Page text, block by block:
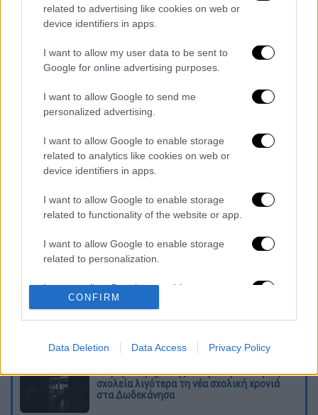
related to advertising like cookies on web or
device identifiers in apps.
I want to allow my user data to be sent to
Google for online advertising purposes.
I want to allow Google to send me
personalized advertising.
I want to allow Google to enable storage
related to analytics like cookies on web or
device identifiers in apps.
I want to allow Google to enable storage
related to functionality of the website or app.
I want to allow Google to enable storage
related to personalization.
I want to allow Google to enable storage
related to security, including authentication
functionality and fraud prevention, and other
CONFIRM
Data Deletion Data Access Privacy Policy
Οι αρχές ερευνούν την υπόθεση,
προσπαθώντας να εντοπίσουν στοιχεία που
θα οδηγήσουν στη σύλληψη των δραστών.
Διαβάστε ακόμη
Τα «γεράκια» της Ψάθας: Έσωσαν από τη
μεγάλη φωτιά τη γειτονιά που κάποτε τους
έδιωχνε
«Κλειδί» η ιατροδικαστική για τον 90χρονο
Άνω Λιόσια: Πήγαν να κλέψουν καλώδια,
Το βαρύ τίμημα της υπογεννητικότητας: 11
σχολεία λιγότερα τη νέα σχολική χρονιά
στα Δωδεκάνησα